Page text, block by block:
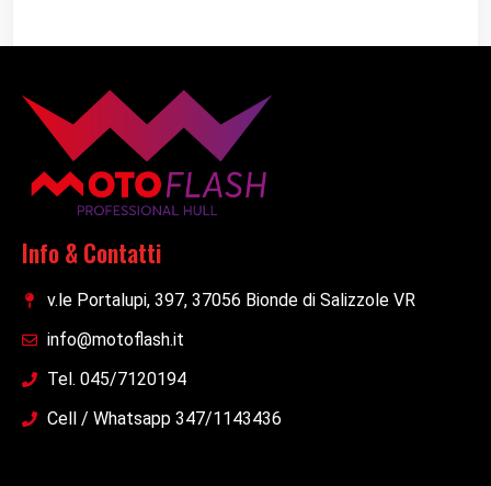
Info & Contatti
v.le Portalupi, 397, 37056 Bionde di Salizzole VR
info@motoflash.it
Tel. 045/7120194
Cell / Whatsapp 347/1143436